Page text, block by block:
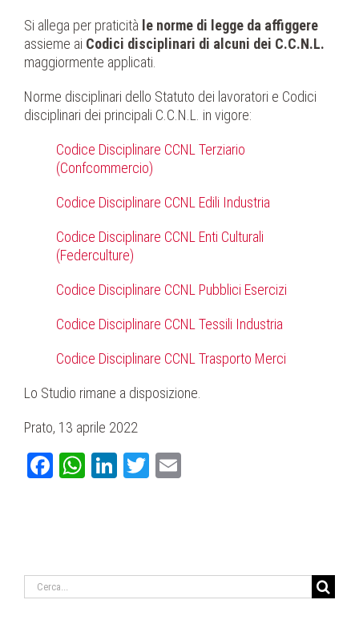
Si allega per praticità le norme di legge da affiggere
assieme ai Codici disciplinari di alcuni dei C.C.N.L.
maggiormente applicati.
Norme disciplinari dello Statuto dei lavoratori e Codici
disciplinari dei principali C.C.N.L. in vigore:
Codice Disciplinare CCNL Terziario
(Confcommercio)
Codice Disciplinare CCNL Edili Industria
Codice Disciplinare CCNL Enti Culturali
(Federculture)
Codice Disciplinare CCNL Pubblici Esercizi
Codice Disciplinare CCNL Tessili Industria
Codice Disciplinare CCNL Trasporto Merci
Lo Studio rimane a disposizione.
Prato, 13 aprile 2022
Facebook
WhatsApp
LinkedIn
Twitter
Cerca
per: